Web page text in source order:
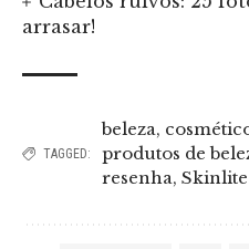
arrasar!
TAGGED:
beleza,
produtos de
resenha, Skinlite